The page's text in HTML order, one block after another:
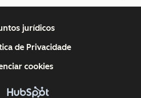
jurídicos
de Privacidade
cookies